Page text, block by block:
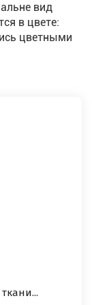
вид
в цвете:
цветными